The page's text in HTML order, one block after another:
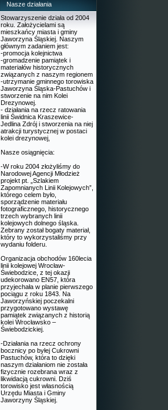
Nasze działania
Stowarzyszenie działa od 2004
roku. Założycielami są
mieszkańcy miasta i gminy
Jaworzyna Śląskiej. Naszym
głównym zadaniem jest:
-promocja kolejnictwa
-gromadzenie pamiątek i
materiałów historycznych
związanych z naszym regionem
-utrzymanie gminnego torowiska
Jaworzyna Śląska-Pastuchów i
stworzenie na nim Kolei
Drezynowej.
- działania na rzecz ratowania
linii Świdnica Kraszewice-
Jedlina Zdrój i stworzenia na niej
atrakcji turystycznej w postaci
kolei drezynowej,
Nasze osiągnięcia:
-W roku 2004 złożyliśmy do
Narodowej Agencji Młodzież
projekt pt. „Szlakiem
Zapomnianych Linii Kolejowych”,
którego celem było,
sporządzenie materiału
fotograficznego, historycznego
trzech wybranych linii
kolejowych dolnego śląska.
Zebrany został bogaty materiał,
który to wykorzystaliśmy przy
wydaniu folderu.
Organizacja obchodów 160lecia
linii kolejowej Wrocław-
Świebodzice, z tej okazji
udekorowano EN57, która
przyjechała w planie pierwszego
pociągu z roku 1843. Na
Jaworzyńskiej poczekalni
przygotowano wystawę
pamiątek związanych z historią
kolei Wrocławsko –
Świebodzickiej.
-Działania na rzecz ochrony
bocznicy po byłej Cukrowni
Pastuchów, która to dzięki
naszym działaniom nie została
fizycznie rozebrana wraz z
likwidacją cukrowni. Dziś
torowisko jest własnością
Urzędu Miasta i Gminy
Jaworzyny Śląskiej.